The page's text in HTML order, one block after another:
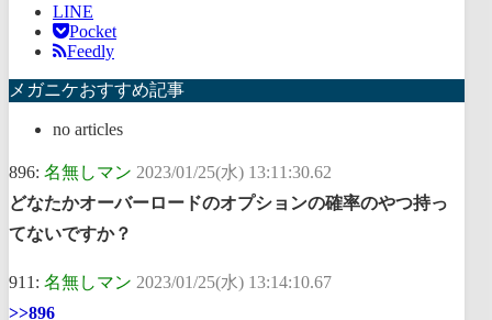
LINE
Pocket
Feedly
メガニケおすすめ記事
no articles
896: 名無しマン 2023/01/25(水) 13:11:30.62
どなたかオーバーロードのオプションの確率のやつ持っ
てないですか？
911: 名無しマン 2023/01/25(水) 13:14:10.67
>>896